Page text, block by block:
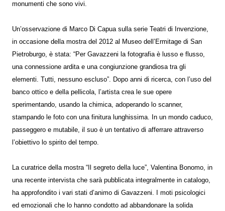
monumenti che sono vivi.
Un’osservazione di Marco Di Capua sulla serie Teatri di Invenzione,
in occasione della mostra del 2012 al Museo dell’Ermitage di San
Pietroburgo, è stata: “Per Gavazzeni la fotografia è lusso e flusso,
una connessione ardita e una congiunzione grandiosa tra gli
elementi. Tutti, nessuno escluso”. Dopo anni di ricerca, con l’uso del
banco ottico e della pellicola, l’artista crea le sue opere
sperimentando, usando la chimica, adoperando lo scanner,
stampando le foto con una finitura lunghissima. In un mondo caduco,
passeggero e mutabile, il suo è un tentativo di afferrare attraverso
l’obiettivo lo spirito del tempo.
La curatrice della mostra “Il segreto della luce”, Valentina Bonomo, in
una recente intervista che sarà pubblicata integralmente in catalogo,
ha approfondito i vari stati d’animo di Gavazzeni. I moti psicologici
ed emozionali che lo hanno condotto ad abbandonare la solida